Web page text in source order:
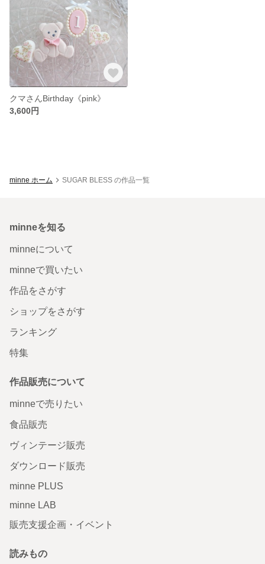
クマさんBirthday《pink》
3,600円
minne ホーム SUGAR BLESS の作品一覧
minneを知る
minneについて
minneで買いたい
作品をさがす
ショップをさがす
ランキング
特集
作品販売について
minneで売りたい
食品販売
ヴィンテージ販売
ダウンロード販売
minne PLUS
minne LAB
販売支援企画・イベント
読みもの